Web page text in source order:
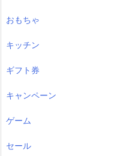
おもちゃ
キッチン
ギフト券
キャンペーン
ゲーム
セール